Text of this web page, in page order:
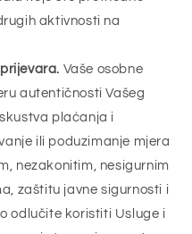
aktivnosti na
Vaše osobne
autentičnosti Vašeg
plaćanja i
ili poduzimanje mjera
nezakonitim, nesigurnim
zaštitu javne sigurnosti i
odlučite koristiti Usluge i